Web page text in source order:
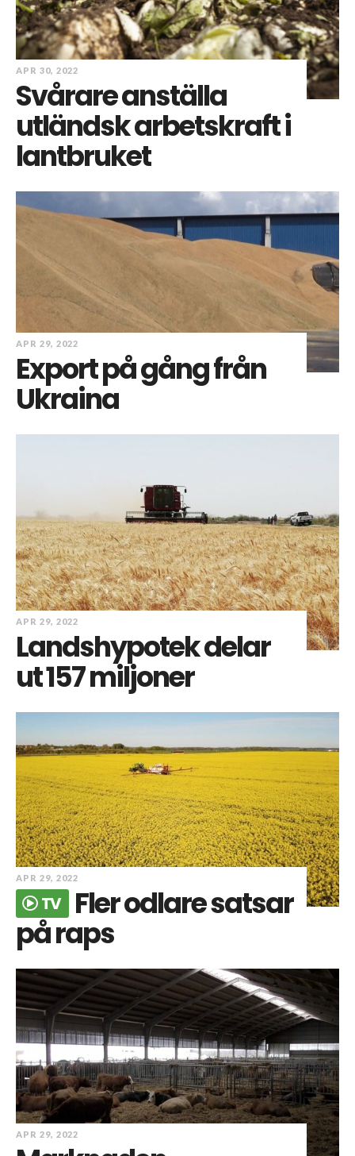
APR 30, 2022
Svårare anställa
utländsk arbetskraft i
lantbruket
APR 29, 2022
Export på gång från
Ukraina
APR 29, 2022
Landshypotek delar
ut 157 miljoner
APR 29, 2022
TV Fler odlare satsar
på raps
APR 29, 2022